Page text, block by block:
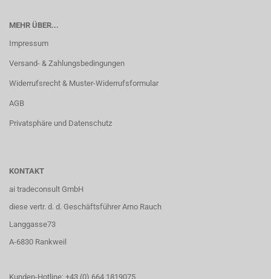
MEHR ÜBER...
Impressum
Versand- & Zahlungsbedingungen
Widerrufsrecht & Muster-Widerrufsformular
AGB
Privatsphäre und Datenschutz
KONTAKT
ai tradeconsult GmbH
diese vertr. d. d. Geschäftsführer Arno Rauch
Langgasse73
A-6830 Rankweil
Kunden-Hotline: +43 (0) 664 1819075